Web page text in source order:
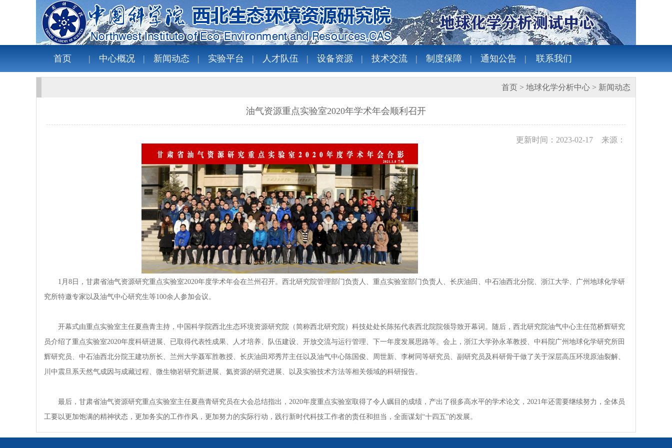
首页 中心概况 新闻动态 实验平台 人才队伍 设备资源 技术交流 制度保障 通知公告 联系我们
首页 > 地球化学分析中心 > 新闻动态
油气资源重点实验室2020年学术年会顺利召开
更新时间：2023-02-17 来源：
1月8日，甘肃省油气资源研究重点实验室2020年度学术年会在兰州召开。西北研究院管理部门负责人、重点实验室部门负责人、长庆油田、中石油西北分院、浙江大学、广州地球化学研
究所特邀专家以及油气中心研究生等100余人参加会议。
开幕式由重点实验室主任夏燕青主持，中国科学院西北生态环境资源研究院（简称西北研究院）科技处处长陈拓代表西北院院领导致开幕词。随后，西北研究院油气中心主任范桥辉研究
员介绍了重点实验室2020年度科研进展、已取得代表性成果、人才培养、队伍建设、开放交流与运行管理、下一年度发展思路等。会上，浙江大学孙永革教授、中科院广州地球化学研究所田
辉研究员、中石油西北分院王建功所长、兰州大学聂军胜教授、长庆油田邓秀芹主任以及油气中心陈国俊、周世新、李树同等研究员、副研究员及科研骨干做了关于深层高压环境原油裂解、
川中震旦系天然气成因与成藏过程、微生物岩研究新进展、氦资源的研究进展、以及实验技术方法等相关领域的科研报告。
最后，甘肃省油气资源研究重点实验室主任夏燕青研究员在大会总结指出，2020年度重点实验室取得了令人瞩目的成绩，产出了很多高水平的学术论文，2021年还需要继续努力，全体员
工要以更加饱满的精神状态，更加务实的工作作风，更加努力的实际行动，践行新时代科技工作者的责任和担当，全面谋划“十四五”的发展。